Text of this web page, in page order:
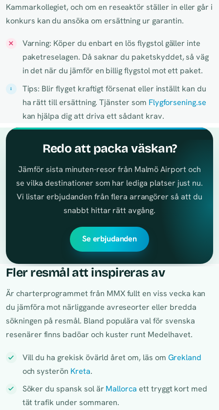
Kammarkollegiet, och om en reseaktör ställer in eller går i
konkurs kan du ansöka om ersättning ur garantin.
Varning: Köper du enbart en lös flygstol gäller inte
paketreselagen. Då saknar du paketskyddet, så väg
in det när du jämför en billig flygstol mot ett paket.
Tips: Blir flyget kraftigt försenat eller inställt kan du
ha rätt till ersättning. Tjänster som Flygforsening.se
kan hjälpa dig att driva ett sådant krav.
Redo att packa väskan?
Jämför sista minuten-resor från Malmö Airport och
se vilka destinationer som har lediga platser just nu.
Vi listar erbjudanden från flera arrangörer så att du
snabbt hittar rätt avgång.
Se erbjudanden
Fler resmål att inspireras av
Är charterprogrammet från MMX fullt en viss vecka kan
du jämföra mot närliggande avreseorter eller bredda
sökningen på resmål. Bland populära val för svenska
resenärer finns badöar och kuster runt Medelhavet.
Vill du ha grekisk övärld året om, läs om Grekland
och systerön Kreta.
Söker du spansk sol är Mallorca ett tryggt kort med
tät trafik under sommaren.